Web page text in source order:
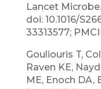
Lancet
doi: 10.1016/
33313577;
Gouliouris T,
Raven KE,
ME, Enoch DA,